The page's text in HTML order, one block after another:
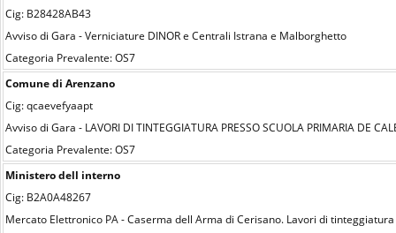
Cig: B28428AB43
Avviso di Gara - Verniciature DINOR e Centrali Istrana e Malborghetto
Categoria Prevalente: OS7
Comune di Arenzano
Cig: qcaevefyaapt
Avviso di Gara - LAVORI DI TINTEGGIATURA PRESSO SCUOLA PRIMARIA DE
Categoria Prevalente: OS7
Ministero dell interno
Cig: B2A0A48267
Mercato Elettronico PA - Caserma dell Arma di Cerisano. Lavori di